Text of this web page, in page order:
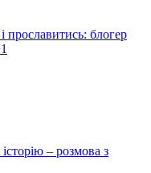
прославитись: блогер
– розмова з